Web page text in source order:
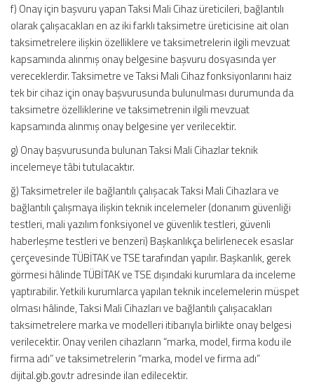
f) Onay için başvuru yapan Taksi Mali Cihaz üreticileri, bağlantılı
olarak çalışacakları en az iki farklı taksimetre üreticisine ait olan
taksimetrelere ilişkin özelliklere ve taksimetrelerin ilgili mevzuat
kapsamında alınmış onay belgesine başvuru dosyasında yer
vereceklerdir. Taksimetre ve Taksi Mali Cihaz fonksiyonlarını haiz
tek bir cihaz için onay başvurusunda bulunulması durumunda da
taksimetre özelliklerine ve taksimetrenin ilgili mevzuat
kapsamında alınmış onay belgesine yer verilecektir.
g) Onay başvurusunda bulunan Taksi Mali Cihazlar teknik
incelemeye tâbi tutulacaktır.
ğ) Taksimetreler ile bağlantılı çalışacak Taksi Mali Cihazlara ve
bağlantılı çalışmaya ilişkin teknik incelemeler (donanım güvenliği
testleri, mali yazılım fonksiyonel ve güvenlik testleri, güvenli
haberleşme testleri ve benzeri) Başkanlıkça belirlenecek esaslar
çerçevesinde TÜBİTAK ve TSE tarafından yapılır. Başkanlık, gerek
görmesi hâlinde TÜBİTAK ve TSE dışındaki kurumlara da inceleme
yaptırabilir. Yetkili kurumlarca yapılan teknik incelemelerin müspet
olması hâlinde, Taksi Mali Cihazları ve bağlantılı çalışacakları
taksimetrelere marka ve modelleri itibarıyla birlikte onay belgesi
verilecektir. Onay verilen cihazların “marka, model, firma kodu ile
firma adı” ve taksimetrelerin “marka, model ve firma adı”
dijital.gib.gov.tr adresinde ilan edilecektir.